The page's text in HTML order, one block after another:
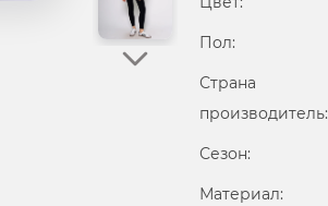
Пол:
Страна
производитель:
Сезон:
Материал: